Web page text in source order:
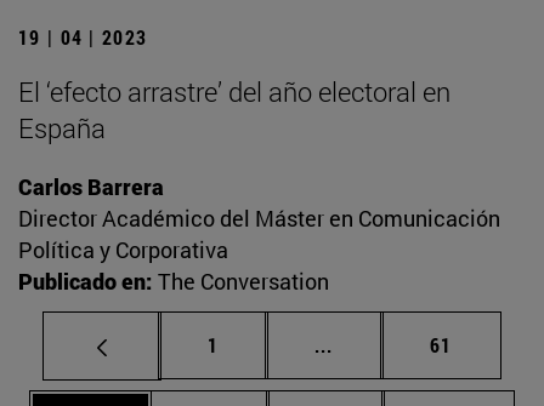
19 | 04 | 2023
El ‘efecto arrastre’ del año electoral en
España
Carlos Barrera
Director Académico del Máster en Comunicación
Política y Corporativa
Publicado en: The Conversation
Página
1 ... Páginas intermedias
Página
61